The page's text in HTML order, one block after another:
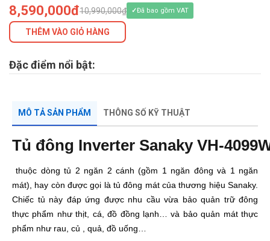
8,590,000đ10,990,000₫ Đã bao gồm VAT
THÊM VÀO GIỎ HÀNG
Đặc điểm nổi bật:
MÔ TẢ SẢN PHẨM THÔNG SỐ KỸ THUẬT
Tủ đông Inverter Sanaky VH-
thuộc dòng tủ 2 ngăn 2 cánh (gồm 1 ngăn đông và 1 ngăn
mát), hay còn được gọi là tủ đông mát của thương hiệu Sanaky.
Chiếc tủ này đáp ứng được nhu cầu vừa bảo quản trữ đông
thực phẩm như thịt, cá, đồ đồng lạnh… và bảo quản mát thực
phẩm như rau, củ , quả, đồ uống…